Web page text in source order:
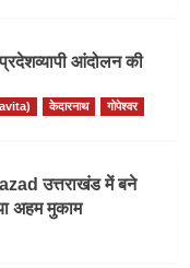
आंदोलन की
केदारनाथ
गोपेश्वर
उत्तराखंड में बने
अहम मुकाम